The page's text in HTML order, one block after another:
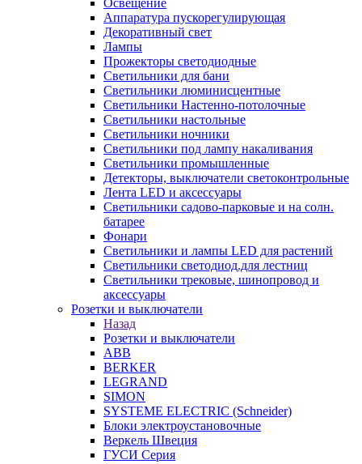
Освещение
Аппаратура пускорегулирующая
Декоративный свет
Лампы
Прожекторы светодиодные
Светильники для бани
Светильники люминисцентные
Светильники Настенно-потолочные
Светильники настольные
Светильники ночники
Светильники под лампу накаливания
Светильники промышленные
Детекторы, выключатели светоконтрольные
Лента LED и аксессуары
Светильники садово-парковые и на солн.
батарее
Фонари
Светильники и лампы LED для растений
Светильники светодиод.для лестниц
Светильники трековые, шинопровод и
аксессуары
Розетки и выключатели
Назад
Розетки и выключатели
ABB
BERKER
LEGRAND
SIMON
SYSTEME ELECTRIC (Schneider)
Блоки электроустановочные
Веркель Швеция
ГУСИ Серия